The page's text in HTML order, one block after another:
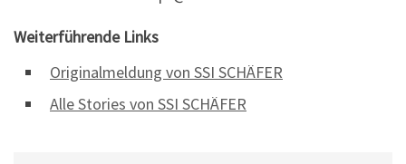
Weiterführende Links
Originalmeldung von SSI SCHÄFER
Alle Stories von SSI SCHÄFER